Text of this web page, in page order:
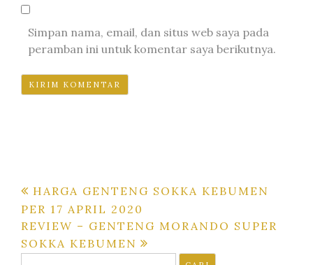
Simpan nama, email, dan situs web saya pada
peramban ini untuk komentar saya berikutnya.
Navigasi
pos
HARGA GENTENG SOKKA KEBUMEN
PER 17 APRIL 2020
REVIEW – GENTENG MORANDO SUPER
SOKKA KEBUMEN